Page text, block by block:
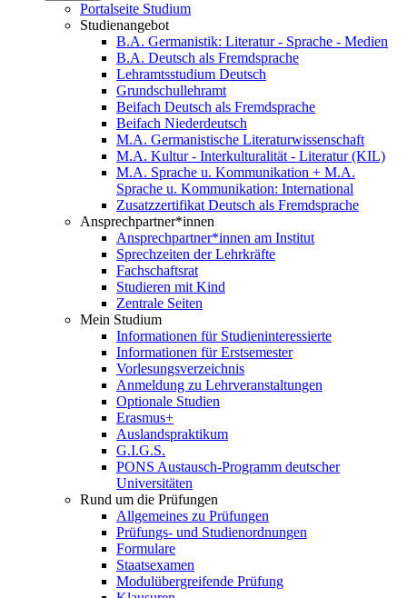
Portalseite Studium
Studienangebot
B.A. Germanistik: Literatur - Sprache - Medien
B.A. Deutsch als Fremdsprache
Lehramtsstudium Deutsch
Grundschullehramt
Beifach Deutsch als Fremdsprache
Beifach Niederdeutsch
M.A. Germanistische Literaturwissenschaft
M.A. Kultur - Interkulturalität - Literatur (KIL)
M.A. Sprache u. Kommunikation + M.A.
Sprache u. Kommunikation: International
Zusatzzertifikat Deutsch als Fremdsprache
Ansprechpartner*innen
Ansprechpartner*innen am Institut
Sprechzeiten der Lehrkräfte
Fachschaftsrat
Studieren mit Kind
Zentrale Seiten
Mein Studium
Informationen für Studieninteressierte
Informationen für Erstsemester
Vorlesungsverzeichnis
Anmeldung zu Lehrveranstaltungen
Optionale Studien
Erasmus+
Auslandspraktikum
G.I.G.S.
PONS Austausch-Programm deutscher
Universitäten
Rund um die Prüfungen
Allgemeines zu Prüfungen
Prüfungs- und Studienordnungen
Formulare
Staatsexamen
Modulübergreifende Prüfung